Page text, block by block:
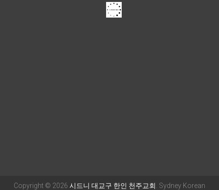
Copyright © 2026 시드니 대교구 한인 천주교회 . Sydney Korean